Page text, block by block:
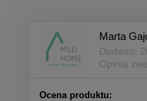
Marta
Dodano:
Opinia
Ocena produktu: